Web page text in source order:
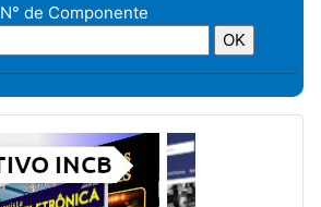
N° de Componente